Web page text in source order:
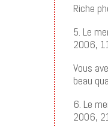
Riche
5. Le
2006,
Vous
beau
6. Le
2006,